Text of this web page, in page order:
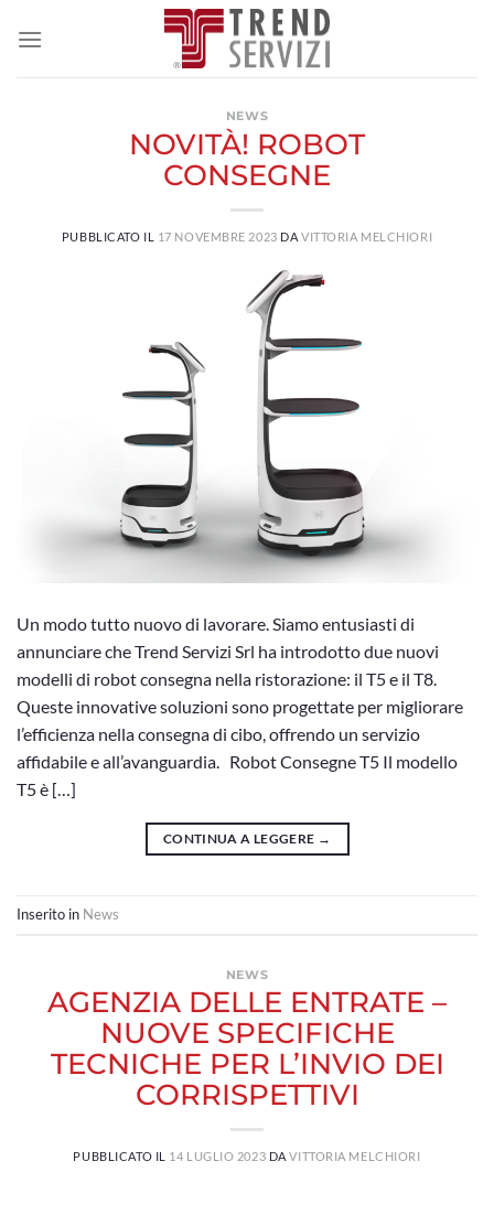
NEWS
NOVITÀ! ROBOT
CONSEGNE
PUBBLICATO IL 17 NOVEMBRE 2023 DA VITTORIA MELCHIORI
Un modo tutto nuovo di lavorare. Siamo entusiasti di
annunciare che Trend Servizi Srl ha introdotto due nuovi
modelli di robot consegna nella ristorazione: il T5 e il T8.
Queste innovative soluzioni sono progettate per migliorare
l’efficienza nella consegna di cibo, offrendo un servizio
affidabile e all’avanguardia. Robot Consegne T5 Il modello
T5 è […]
CONTINUA A LEGGERE →
Inserito in News
NEWS
AGENZIA DELLE ENTRATE –
NUOVE SPECIFICHE
TECNICHE PER L’INVIO DEI
CORRISPETTIVI
PUBBLICATO IL 14 LUGLIO 2023 DAVITTORIA MELCHIORI